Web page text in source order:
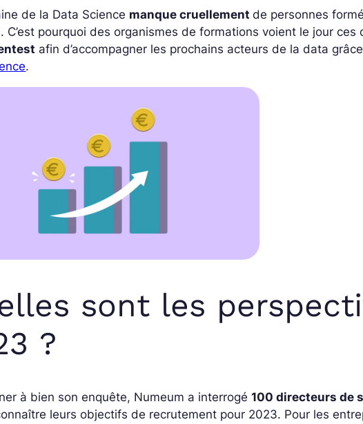
de la Data Science manque cruellement de personnes
C’est pourquoi des organismes de formations voient le jour ces
afin d’accompagner les prochains acteurs de la data
.
sont les
?
à bien son enquête, Numeum a interrogé100 directeurs de
leurs objectifs de recrutement pour 2023. Pour les